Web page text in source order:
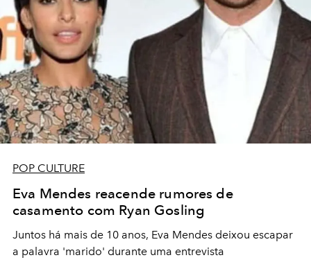
POP CULTURE
Eva Mendes reacende rumores de
casamento com Ryan Gosling
Juntos há mais de 10 anos, Eva Mendes deixou escapar
a palavra 'marido' durante uma entrevista